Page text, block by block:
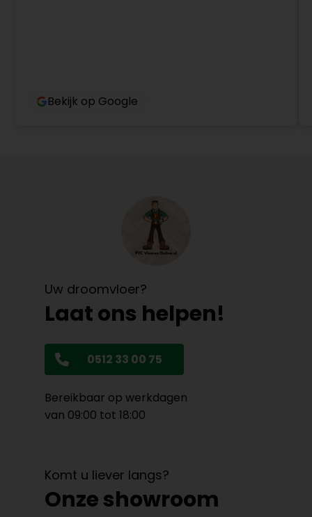
Bekijk op Google
Uw droomvloer?
Laat ons helpen!
0512 33 00 75
Bereikbaar op werkdagen
van 09:00 tot 18:00
Komt u liever langs?
Onze showroom